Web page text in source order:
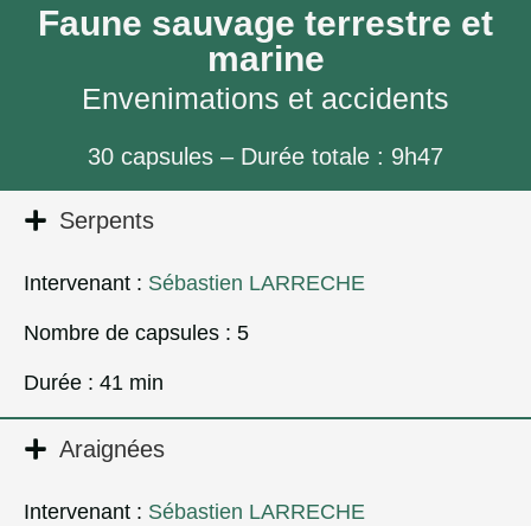
Faune sauvage terrestre et
marine
Envenimations et accidents
30 capsules – Durée totale : 9h47
Serpents
Intervenant : Sébastien LARRECHE
Nombre de capsules : 5
Durée : 41 min
Araignées
Intervenant : Sébastien LARRECHE